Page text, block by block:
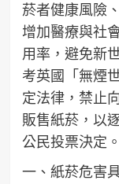
菸者健康風險
增加醫療與社
用率，避免新
考英國「無煙
定法律，禁止
販售紙菸，以
公民投票決定
一、紙菸危害